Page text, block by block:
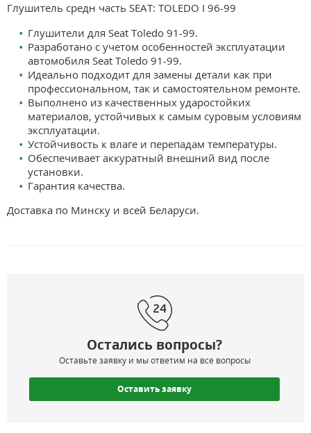
Глушитель средн часть SEAT: TOLEDO I 96-99
Глушители для Seat Toledo 91-99.
Разработано с учетом особенностей эксплуатации
автомобиля Seat Toledo 91-99.
Идеально подходит для замены детали как при
профессиональном, так и самостоятельном ремонте.
Выполнено из качественных ударостойких
материалов, устойчивых к самым суровым условиям
эксплуатации.
Устойчивость к влаге и перепадам температуры.
Обеспечивает аккуратный внешний вид после
установки.
Гарантия качества.
Доставка по Минску и всей Беларуси.
Остались вопросы?
Оставьте заявку и мы ответим на все вопросы
Оставить заявку